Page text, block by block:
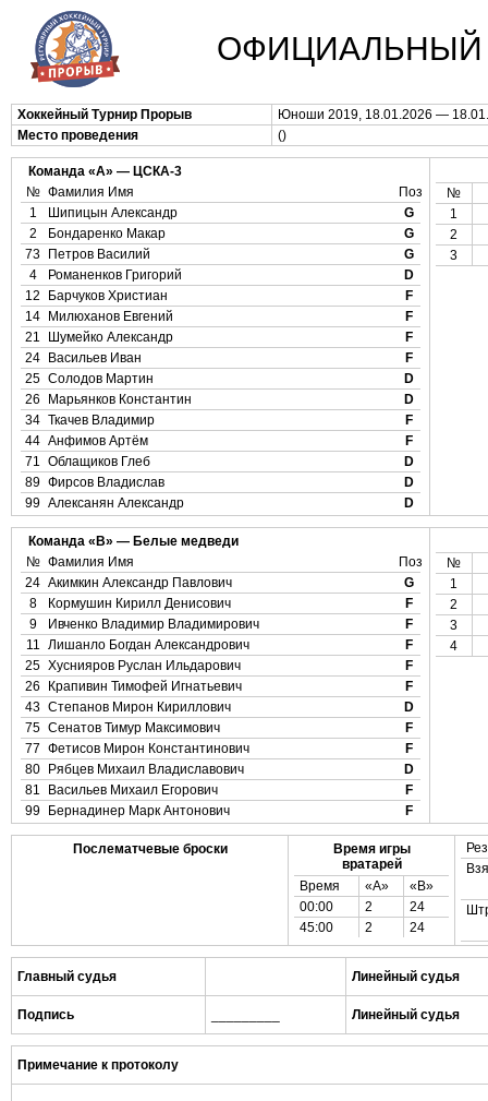
ОФИЦИАЛЬНЫЙ
Хоккейный Турнир Прорыв
Юноши 2019, 18.01.2026 —
Место проведения
()
Команда «А» — ЦСКА-3
№ Фамилия Имя
Поз
1
Шипицын Александр
G
2
Бондаренко Макар
G
73
Петров Василий
G
4
Романенков Григорий
D
12
Барчуков Христиан
F
14
Милюханов Евгений
F
21
Шумейко Александр
F
24
Васильев Иван
F
25 Солодов Мартин
D
26
Марьянков Константин
D
34 Ткачев Владимир
F
44 Анфимов Артём
F
71 Облащиков Глеб
D
89 Фирсов Владислав
D
99 Алексанян Александр D
№
1
2
3
Команда «B» — Белые медведи
№ Фамилия Имя
Поз
24 Акимкин Александр Павлович
G
8
Кормушин Кирилл Денисович
F
9
Ивченко Владимир Владимирович
F
11 Лишанло Богдан Александрович
F
25 Хуснияров Руслан Ильдарович
F
26
Крапивин Тимофей Игнатьевич
F
43 Степанов Мирон Кириллович
D
75 Сенатов Тимур Максимович
F
77 Фетисов Мирон Константинович
F
80
Рябцев Михаил Владиславович
D
81
Васильев Михаил Егорович
F
99
Бернадинер Марк Антонович F
№
1
2
3
4
Послематчевые броски
Время игры
вратарей
Время
«А»
«B»
00:00
2
24
45:00
2 24
Главный судья Линейный судья
Подпись Линейный судья
Примечание к протоколу